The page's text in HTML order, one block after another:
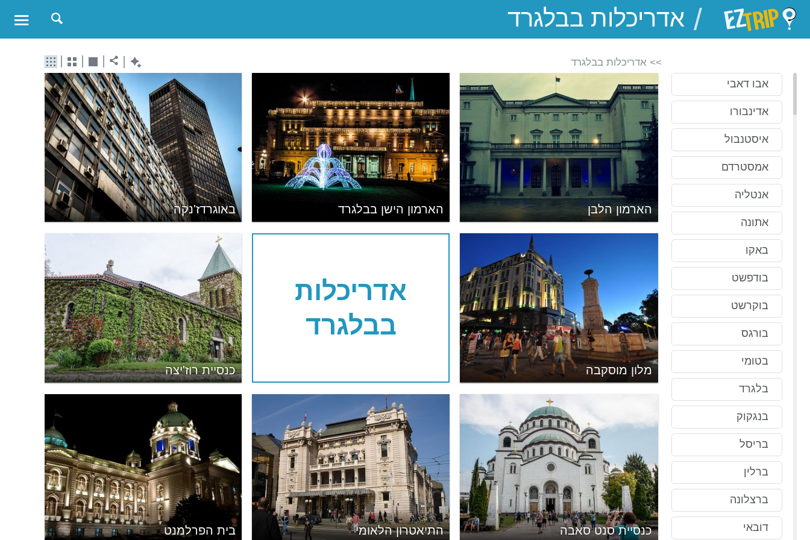
EZTrip
/
אבו דאבי
אדינבורו
איסטנבול
אמסטרדם
אנטליה
אתונה
באקו
בודפשט
בוקרשט
בורגס
בטומי
בלגרד
בנגקוק
בריסל
ברלין
ברצלונה
דובאי
>> אדריכלות בבלגרד
באוגרדז'נקה הארמון הישן בבלגרד הארמון הלבן
כנסיית רוז'יצה
אדריכלות
בבלגרד
מלון מוסקבה
בית הפרלמנט התיאטרון הלאומי כנסיית סנט סאבה
סנט